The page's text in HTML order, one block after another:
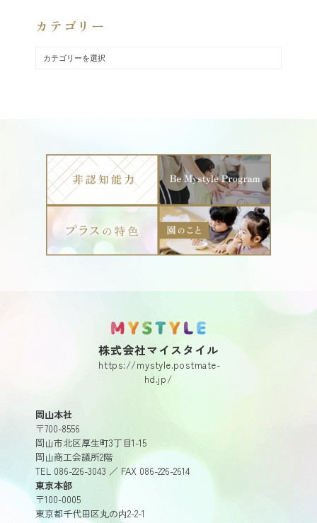
カテゴリー
株式会社マイスタイル
https://mystyle.postmate-
hd.jp/
岡山本社
〒700-8556
岡山市北区厚生町3丁目1-15
岡山商工会議所2階
TEL 086-226-3043 ／ FAX 086-226-2614
東京本部
〒100-0005
東京都千代田区丸の内2-2-1